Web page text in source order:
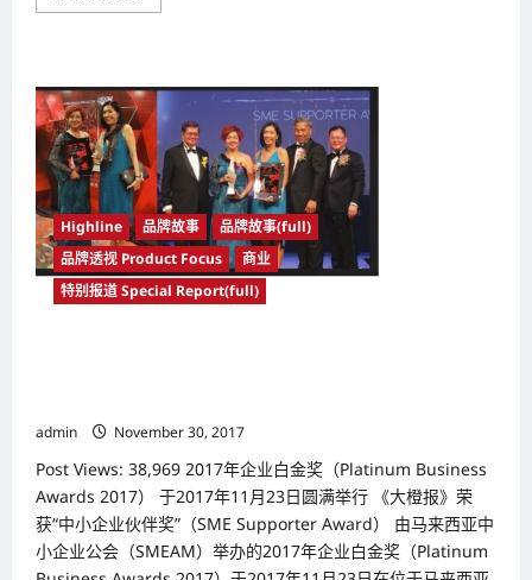
more
亚
国
际
零
售
加
盟
展
（MIRF）
访
客
欢
迎
踊
位
互
及
交
流
Highline 品牌故事
品牌故事(full)
品牌透视 Product Focus
商业
特别报道 Special Report(full)
admin
November 30, 2017
Post Views: 38,969 2017年企业白金奖（Platinum Business
Awards 2017） 于2017年11月23日圆满举行 《大橙报》荣
获“中小企业伙伴奖”（SME Supporter Award） 由马来西亚中
小企业公会（SMEAM）举办的2017年企业白金奖（Platinum